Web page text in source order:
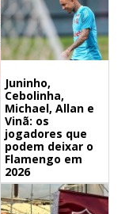
Juninho,
Cebolinha,
Michael, Allan e
Vinã: os
jogadores que
podem deixar o
Flamengo em
2026